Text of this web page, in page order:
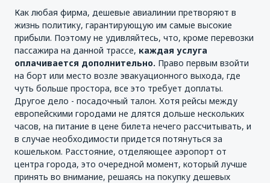
Как любая фирма, дешевые авиалинии претворяют в
жизнь политику, гарантирующую им самые высокие
прибыли. Поэтому не удивляйтесь, что, кроме перевозки
пассажира на данной трассе, каждая услуга
оплачивается дополнительно. Право первым взойти
на борт или место возле эвакуационного выхода, где
чуть больше простора, все это требует доплаты.
Другое дело - посадочный талон. Хотя рейсы между
европейскими городами не длятся дольше нескольких
часов, на питание в цене билета нечего рассчитывать, и
в случае необходимости придется потянуться за
кошельком. Расстояние, отделяющее аэропорт от
центра города, это очередной момент, который лучше
принять во внимание, решаясь на покупку дешевых